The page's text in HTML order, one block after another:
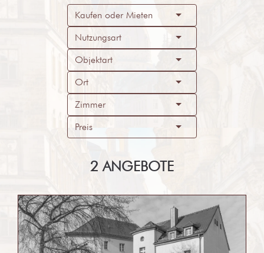
Kaufen oder Mieten
Nutzungsart
Objektart
Ort
Zimmer
Preis
2 ANGEBOTE